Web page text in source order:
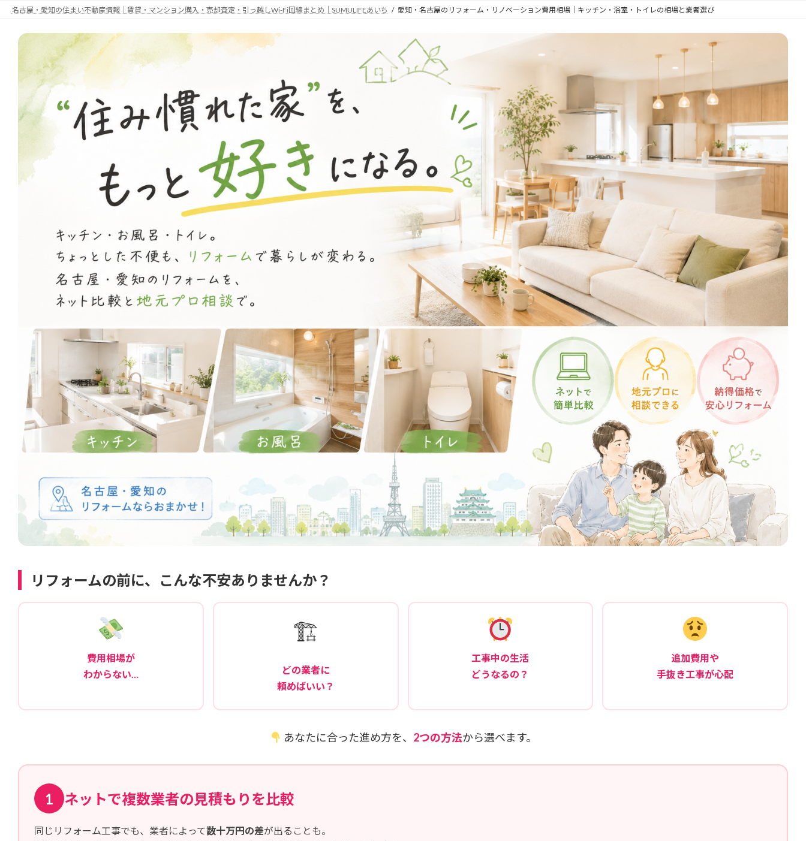
名古屋・愛知の住まい不動産情報｜賃貸・マンション購入・売却査定・引っ越しWi-Fi回線まとめ｜SUMULIFEあいち 愛知・名古屋のリフォーム・リノベーション費用相場｜キッチン・浴室・トイレの相場と業者選び
リフォームの前に、こんな不安ありませんか？
費用相場が
わからない…
🏗
どの業者に
頼めばいい？
工事中の生活
どうなるの？
追加費用や
手抜き工事が心配
あなたに合った進め方を、 2つの方法から選べます。
1 ネットで複数業者の見積もりを比較
同じリフォーム工事でも、業者によって数十万円の差が出ることも。